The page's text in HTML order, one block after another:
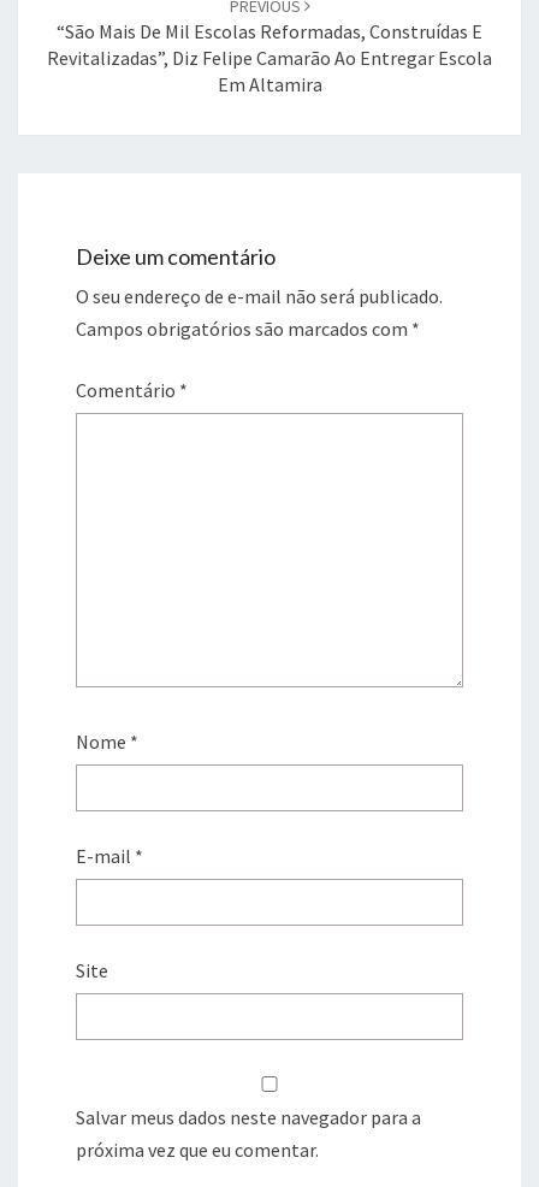
PREVIOUS
“São Mais De Mil Escolas Reformadas, Construídas E
Revitalizadas”, Diz Felipe Camarão Ao Entregar Escola
Em Altamira
Deixe um comentário
O seu endereço de e-mail não será publicado.
Campos obrigatórios são marcados com *
Comentário *
Nome *
E-mail *
Site
Salvar meus dados neste navegador para a
próxima vez que eu comentar.